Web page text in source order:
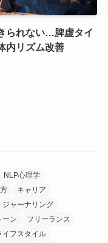
られない…脾虚タイ
内リズム改善
NLP心理学
キャリア
ジャーナリング
ーン
フリーランス
イフスタイル